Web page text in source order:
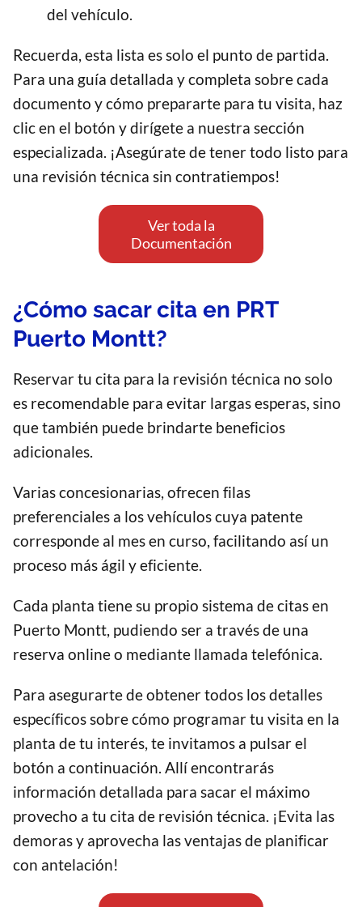
del vehículo.
Recuerda, esta lista es solo el punto de partida.
Para una guía detallada y completa sobre cada
documento y cómo prepararte para tu visita, haz
clic en el botón y dirígete a nuestra sección
especializada. ¡Asegúrate de tener todo listo para
una revisión técnica sin contratiempos!
Ver toda la
Documentación
¿Cómo sacar cita en PRT
Puerto Montt?
Reservar tu cita para la revisión técnica no solo
es recomendable para evitar largas esperas, sino
que también puede brindarte beneficios
adicionales.
Varias concesionarias, ofrecen filas
preferenciales a los vehículos cuya patente
corresponde al mes en curso, facilitando así un
proceso más ágil y eficiente.
Cada planta tiene su propio sistema de citas en
Puerto Montt, pudiendo ser a través de una
reserva online o mediante llamada telefónica.
Para asegurarte de obtener todos los detalles
específicos sobre cómo programar tu visita en la
planta de tu interés, te invitamos a pulsar el
botón a continuación. Allí encontrarás
información detallada para sacar el máximo
provecho a tu cita de revisión técnica. ¡Evita las
demoras y aprovecha las ventajas de planificar
con antelación!